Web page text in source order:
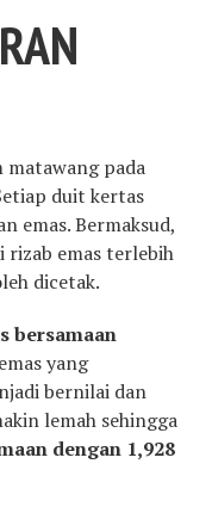
matawang pada
duit kertas
emas. Bermaksud,
rizab emas terlebih
dicetak.
bersamaan
yang
bernilai dan
lemah sehingga
dengan 1,928